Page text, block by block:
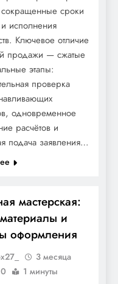
сокращенные сроки
исполнения
Ключевое отличие
продажи — сжатые
этапы:
проверка
одновременное
расчётов и
подача заявления…
мастерская:
и
оформления
3 месяца
0 1 минуты